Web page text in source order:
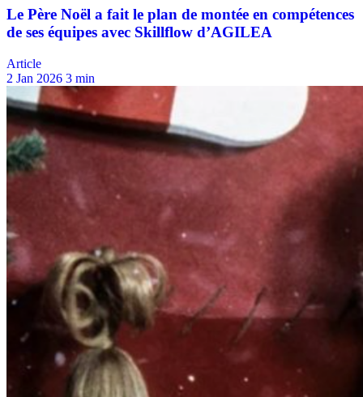
Article
2 Jan 2026 3 min